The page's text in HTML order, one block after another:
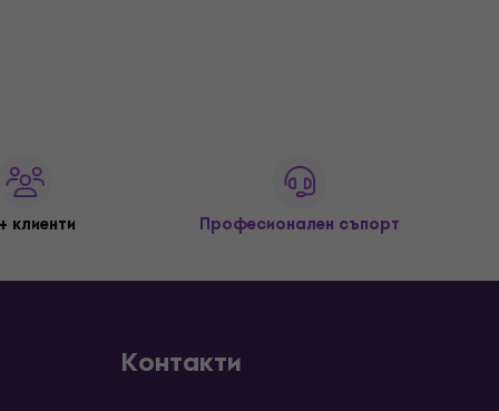
клиенти Професионален съпорт
Контакти